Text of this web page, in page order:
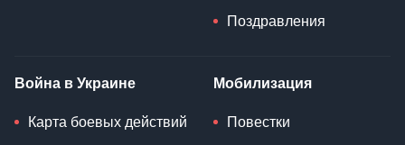
Поздравления
Война в Украине
Карта боевых действий
Мобилизация
Повестки